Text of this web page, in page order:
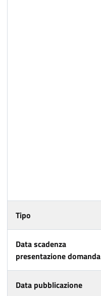
Tipo
Data scadenza
presentazione domanda
Data pubblicazione